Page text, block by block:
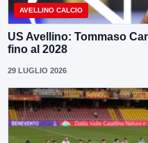
AVELLINO CALCIO
US Avellino: Tommaso
fino al 2028
29 LUGLIO 2026